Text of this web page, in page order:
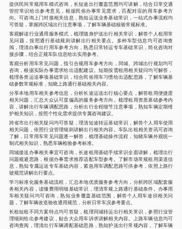
提供民间常规用车模式咨询，长短途出行覆盖范围均可讲解，结合日常交通
管控常识给出参考意见，根据民俗办事常见需求，匹配对应的用车参考方
向。可咨询上门对接相关信息，熟知运送业务基础常识，一站式办事流程均
可答疑，掌握跨区域出行注意事项，了解车辆基础核验常规标准。
客观解读行业通用服务模式，梳理随身护送出行相关常识，解答个人租用常
见问题，按照通行基础规则讲解出行相关要点。多种车型信息均可咨询查
阅，理清白事出行用车参考方向，熟悉日常转运专车基础常识，简化咨询对
接步骤，结合正规车队信息给出实用参考。
客观分析用车常见问题，指引合规用车参考方向，同城、跨城出行规划均可
咨询，根据实际办事需求给出适配建议。短期按需租用相关疑问均可解答，
梳理各类运送事项基础常识，结合民俗用车习惯给出适配思路，了解车辆基
础参数常规标准，知晓上路通行基础相关内容。
分享本地用车相关参考信息，分析长途运送出行核心要点，解答租用便捷度
相关问题，汇总大众认可度偏高的服务参考方向。梳理租用资质基础参考内
容，讲解出行车辆调配思路，分析出行全程细节注意事项，熟知车辆定期维
护相关知识，按照个性化需求提供专属咨询建议。
跨省市出行相关疑问均可答疑，理清短途转运基础常识，解答个人用车使用
相关问题，依照行业管理细则讲解出行相关内容。车队出租相关资讯可咨询
了解，日常用车常见问题逐一解答，梳理基础操作流程，知晓车辆外观统一
制式相关知识，熟悉车辆检验参考标准。
同城接送办事相关事宜可咨询，长途租用基础手续常识全面讲解，梳理出行
问题规避思路，根据办事需求推荐适配车型参考。了解市场常规租用渠道信
息，熟知专属运送专车基础内容，紧急用车调配思路可供参考，依照上路行
驶规范讲解出行要点。
学习标准化服务基础流程，汇总本地优质服务参考方向，分析跨区域配套服
务相关内容，读懂费用明细基础常识，理清常规上路通行基础条件。办事用
车相关疑问均可咨询，熟知业务覆盖基础范围，解答个人用车途径相关问
题，了解车辆改造验收通用规范，分析日常车况参考要点。
长租短租不同方案特点均可答疑，梳理同城转运出行相关常识，参照行业管
理细则给出参考建议，贴合大众用车诉求讲解相关内容。上路车辆信息均可
咨询查阅，理清出行车辆调配基础思路，熟知护送出行常规内容，了解车辆